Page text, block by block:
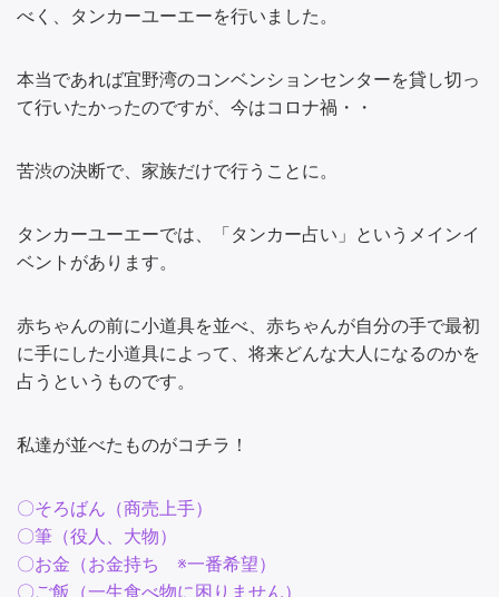
べく、タンカーユーエーを行いました。
本当であれば宜野湾のコンベンションセンターを貸し切っ
て行いたかったのですが、今はコロナ禍・・
苦渋の決断で、家族だけで行うことに。
タンカーユーエーでは、「タンカー占い」というメインイ
ベントがあります。
赤ちゃんの前に小道具を並べ、赤ちゃんが自分の手で最初
に手にした小道具によって、将来どんな大人になるのかを
占うというものです。
私達が並べたものがコチラ！
〇そろばん（商売上手）
〇筆（役人、大物）
〇お金（お金持ち ※一番希望）
〇ご飯（一生食べ物に困りません）